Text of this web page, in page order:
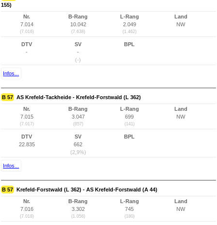
155)
Nr.
7.014
(7.016)
B-Rang
10.042
(7.638)
L-Rang
2.049
(1.462)
Land
NW
DTV
-
SV
-
(-)
BPL
Infos...
B 57 AS Krefeld-Tackheide - Krefeld-Forstwald (L 362)
Nr.
7.015
(7.017)
B-Rang
3.047
(857)
L-Rang
699
(141)
Land
NW
DTV
22.835
SV
662
(2,9%)
BPL
Infos...
B 57 Krefeld-Forstwald (L 362) - AS Krefeld-Forstwald (A 44)
Nr.
7.016
(7.018)
B-Rang
3.302
(1.056)
L-Rang
745
(180)
Land
NW